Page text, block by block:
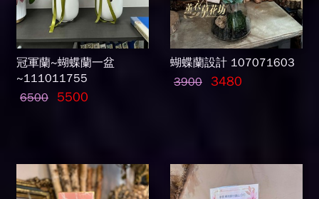
冠軍蘭~蝴蝶蘭一盆
~111011755
6500
5500
蝴蝶蘭設計 107071603
3900 3480